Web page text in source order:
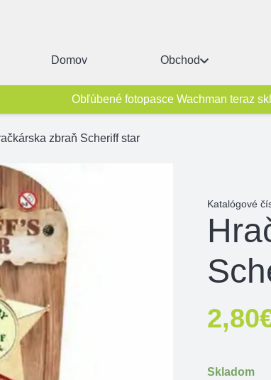
Domov Obchod
Obľúbené fotopasce Wachman teraz
zbraň Scheriff star
Katalógové
2,80
Skladom